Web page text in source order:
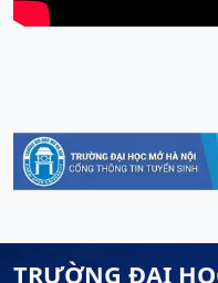
TRƯỜNG ĐẠI